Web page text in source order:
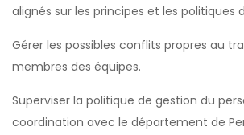
alignés sur les principes et les politiques
Gérer les possibles conflits propres au
membres des équipes.
Superviser la politique de gestion du
coordination avec le département de